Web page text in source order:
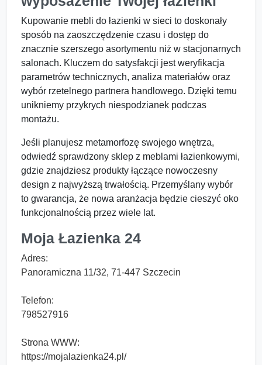
Kupowanie mebli do łazienki w sieci to doskonały
sposób na zaoszczędzenie czasu i dostęp do
znacznie szerszego asortymentu niż w stacjonarnych
salonach. Kluczem do satysfakcji jest weryfikacja
parametrów technicznych, analiza materiałów oraz
wybór rzetelnego partnera handlowego. Dzięki temu
unikniemy przykrych niespodzianek podczas
montażu.
Jeśli planujesz metamorfozę swojego wnętrza,
odwiedź sprawdzony sklep z meblami łazienkowymi,
gdzie znajdziesz produkty łączące nowoczesny
design z najwyższą trwałością. Przemyślany wybór
to gwarancja, że nowa aranżacja będzie cieszyć oko
funkcjonalnością przez wiele lat.
Moja Łazienka 24
Adres:
Panoramiczna 11/32, 71-447 Szczecin
Telefon:
798527916
Strona WWW:
https://mojalazienka24.pl/